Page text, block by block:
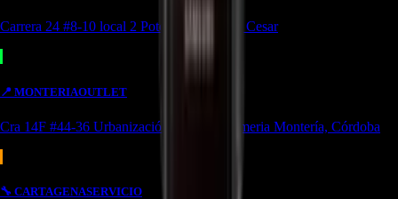
Carrera 24 #8-10 local 2 Potozí Aguachica, Cesar
📍 MONTERIAOUTLET
Cra 14F #44-36 Urbanización Portal de Almeria Montería, Córdoba
🔧 CARTAGENASERVICIO